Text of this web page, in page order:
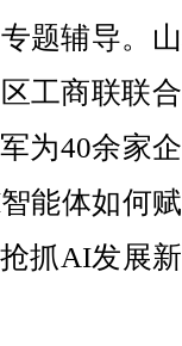
题辅导。
工商联联
为40余家
能体如何
抓AI发展